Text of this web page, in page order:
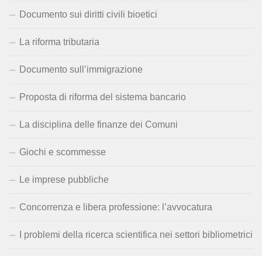
Documento sui diritti civili bioetici
La riforma tributaria
Documento sull’immigrazione
Proposta di riforma del sistema bancario
La disciplina delle finanze dei Comuni
Giochi e scommesse
Le imprese pubbliche
Concorrenza e libera professione: l’avvocatura
I problemi della ricerca scientifica nei settori bibliometrici